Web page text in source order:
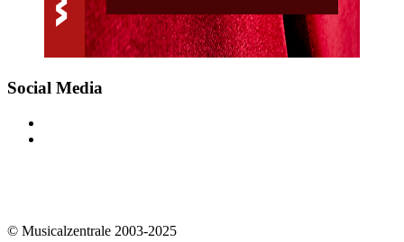
Social Media
© Musicalzentrale 2003-2025